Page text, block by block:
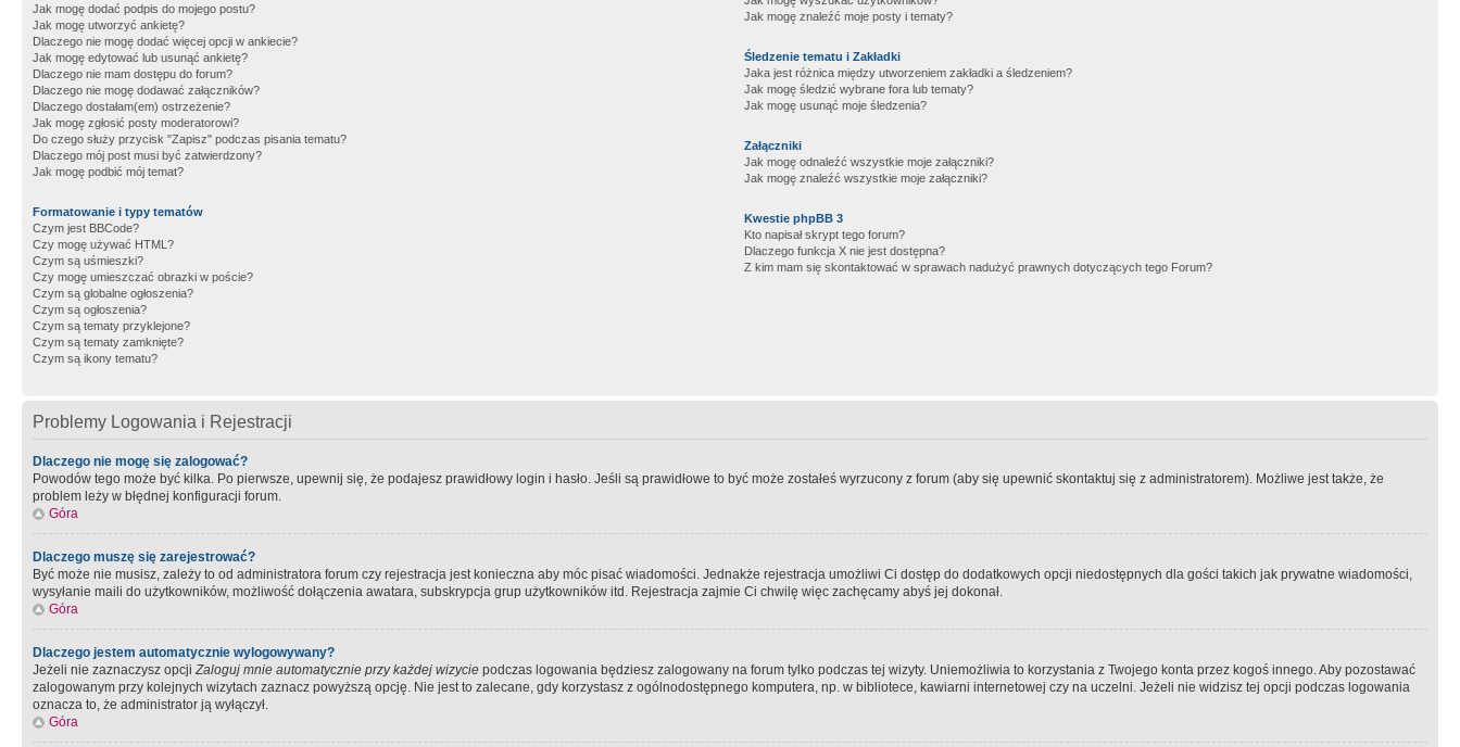
Jak mogę dodać podpis do mojego postu?
Jak mogę utworzyć ankietę?
Dlaczego nie mogę dodać więcej opcji w ankiecie?
Jak mogę edytować lub usunąć ankietę?
Dlaczego nie mam dostępu do forum?
Dlaczego nie mogę dodawać załączników?
Dlaczego dostałam(em) ostrzeżenie?
Jak mogę zgłosić posty moderatorowi?
Do czego służy przycisk "Zapisz" podczas pisania tematu?
Dlaczego mój post musi być zatwierdzony?
Jak mogę podbić mój temat?
Formatowanie i typy tematów
Czym jest BBCode?
Czy mogę używać HTML?
Czym są uśmieszki?
Czy mogę umieszczać obrazki w poście?
Czym są globalne ogłoszenia?
Czym są ogłoszenia?
Czym są tematy przyklejone?
Czym są tematy zamknięte?
Czym są ikony tematu?
Jak mogę znaleźć moje posty i tematy?
Śledzenie tematu i Zakładki
Jaka jest różnica między utworzeniem zakładki a śledzeniem?
Jak mogę śledzić wybrane fora lub tematy?
Jak mogę usunąć moje śledzenia?
Załączniki
Jak mogę odnaleźć wszystkie moje załączniki?
Jak mogę znaleźć wszystkie moje załączniki?
Kwestie phpBB 3
Kto napisał skrypt tego forum?
Dlaczego funkcja X nie jest dostępna?
Z kim mam się skontaktować w sprawach nadużyć prawnych dotyczących tego Forum?
Problemy Logowania i Rejestracji
Dlaczego nie mogę się zalogować?
Powodów tego może być kilka. Po pierwsze, upewnij się, że podajesz prawidłowy login i hasło. Jeśli są prawidłowe to być może zostałeś wyrzucony z forum (aby się upewnić skontaktuj się z administratorem). Możliwe jest także, że
problem leży w błędnej konfiguracji forum.
Góra
Dlaczego muszę się zarejestrować?
Być może nie musisz, zależy to od administratora forum czy rejestracja jest konieczna aby móc pisać wiadomości. Jednakże rejestracja umożliwi Ci dostęp do dodatkowych opcji niedostępnych dla gości takich jak prywatne wiadomości,
wysyłanie maili do użytkowników, możliwość dołączenia awatara, subskrypcja grup użytkowników itd. Rejestracja zajmie Ci chwilę więc zachęcamy abyś jej dokonał.
Góra
Dlaczego jestem automatycznie wylogowywany?
Jeżeli nie zaznaczysz opcjiZaloguj mnie automatycznie przy każdej wizycie podczas logowania będziesz zalogowany na forum tylko podczas tej wizyty. Uniemożliwia to korzystania z Twojego konta przez kogoś innego. Aby pozostawać
zalogowanym przy kolejnych wizytach zaznacz powyższą opcję. Nie jest to zalecane, gdy korzystasz z ogólnodostępnego komputera, np. w bibliotece, kawiarni internetowej czy na uczelni. Jeżeli nie widzisz tej opcji podczas logowania
oznacza to, że administrator ją wyłączył.
Góra